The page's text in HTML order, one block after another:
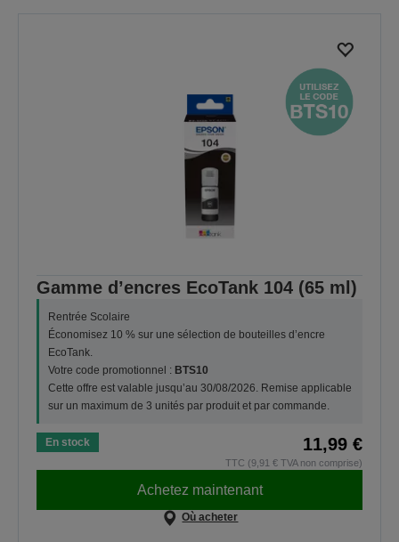
Gamme d’encres EcoTank 104 (65 ml)
Rentrée Scolaire
Économisez 10 % sur une sélection de bouteilles d’encre
EcoTank.
Votre code promotionnel : BTS10
Cette offre est valable jusqu’au 30/08/2026. Remise applicable
sur un maximum de 3 unités par produit et par commande.
En stock 11,99 €
TTC (9,91 € TVA non comprise)
Achetez maintenant
Où acheter